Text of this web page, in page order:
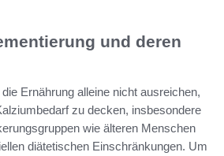
und deren
Ernährung alleine nicht ausreichen,
zu decken, insbesondere
wie älteren Menschen
diätetischen Einschränkungen. Um